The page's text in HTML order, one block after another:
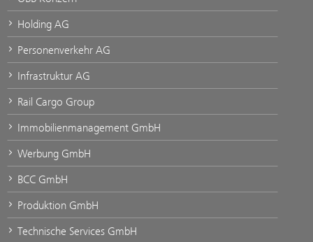
Holding AG
Personenverkehr AG
Infrastruktur AG
Rail Cargo Group
Immobilienmanagement GmbH
Werbung GmbH
BCC GmbH
Produktion GmbH
Technische Services GmbH